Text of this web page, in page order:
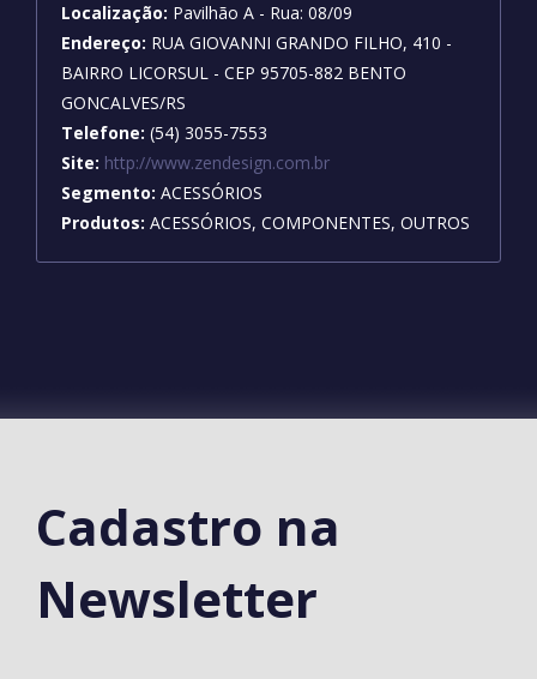
Localização: Pavilhão A - Rua: 08/09
Endereço: RUA GIOVANNI GRANDO FILHO, 410 -
BAIRRO LICORSUL - CEP 95705-882 BENTO
GONCALVES/RS
Telefone: (54) 3055-7553
Site: http://www.zendesign.com.br
Segmento: ACESSÓRIOS
Produtos: ACESSÓRIOS, COMPONENTES, OUTROS
Cadastro na
Newsletter